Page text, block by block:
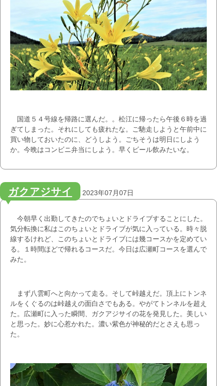
国道５４号線を帰路に選んだ。。松江に帰ったら午後６時を過
ぎてしまった。それにしても疲れたな。ご馳走しようと午前中に
買い物しておいたのに、どうしよう。ごちそうは明日にしよう
か。今晩はコンビニ弁当にしよう。早くビール飲みたいな。
ガクアジサイ 2023年07月07日
今朝早く出勤してきたのでちょいとドライブすることにした。
気分転換に私はこのちょいとドライブが気に入っている。時々脱
線するけれど、このちょいとドライブには幾コースかを定めてい
る。１時間ほどで帰れるコースだ。今日は広瀬町コースを選んで
みた。
まず八雲町へと向かって走る。そして峠越えだ。頂上にトンネ
ルをくぐるのは峠越えの面白さでもある。やがてトンネルを超え
た。広瀬町に入った瞬間、ガクアジサイの花を発見した。美しい
と思った。妙に心惹かれた。濃い紫色が神秘的だとさえも思っ
た。